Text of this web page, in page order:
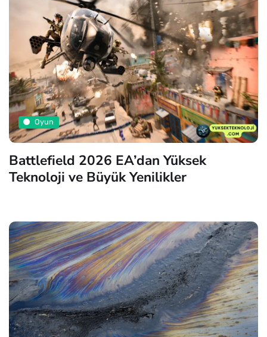
Oyun
Battlefield 2026 EA’dan Yüksek
Teknoloji ve Büyük Yenilikler